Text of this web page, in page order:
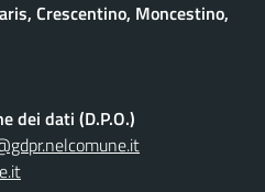
Crescentino, Moncestino,
dei dati (D.P.O.)